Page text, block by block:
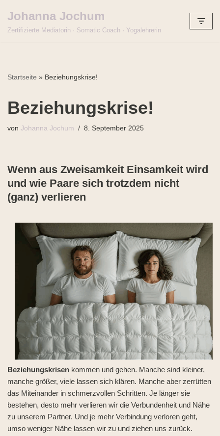
Zum
Johanna Jochum
Zertifizierte Mediatorin · Somatic Coach · Yogalehrerin
Startseite » Beziehungskrise!
Beziehungskrise!
von Johanna Jochum 8. September 2025
Wenn aus Zweisamkeit Einsamkeit wird
und wie Paare sich trotzdem nicht
(ganz) verlieren
Beziehungskrisen kommen und gehen. Manche sind kleiner,
manche größer, viele lassen sich klären. Manche aber zerrütten
das Miteinander in schmerzvollen Schritten. Je länger sie
bestehen, desto mehr verlieren wir die Verbundenheit und Nähe
zu unserem Partner. Und je mehr Verbindung verloren geht,
umso weniger Nähe lassen wir zu und ziehen uns zurück.